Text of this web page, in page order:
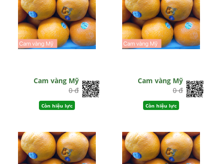
Cam vàng Mỹ
0 đ
Còn hiệu lực
Cam vàng Mỹ
0 đ
Còn hiệu lực